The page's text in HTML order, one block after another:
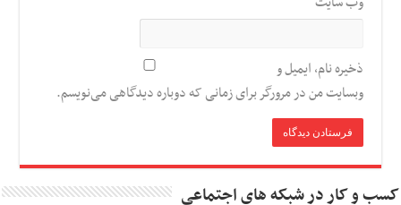
ذخیره نام، ایمیل و
وبسایت من در مرورگر برای زمانی که دوباره دیدگاهی می‌نویسم.
کسب و کار در شبکه های اجتماعی